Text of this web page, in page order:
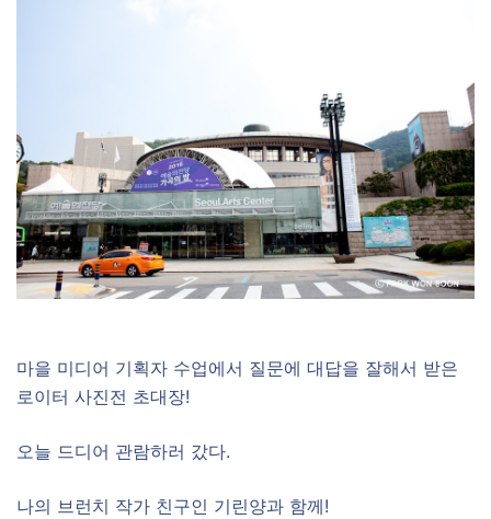
마을 미디어 기획자 수업에서 질문에 대답을 잘해서 받은
로이터 사진전 초대장!
오늘 드디어 관람하러 갔다.
나의 브런치 작가 친구인 기린양과 함께!